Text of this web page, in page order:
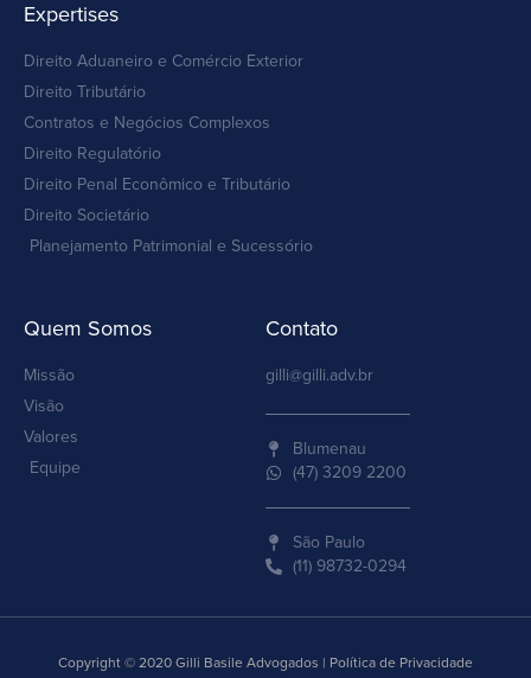
Expertises
Direito Aduaneiro e Comércio Exterior
Direito Tributário
Contratos e Negócios Complexos
Direito Regulatório
Direito Penal Econômico e Tributário
Direito Societário
Planejamento Patrimonial e Sucessório
Quem Somos
Missão
Visão
Valores
Equipe
Contato
gilli@gilli.adv.br
Blumenau
(47) 3209 2200
São Paulo
(11) 98732-0294
Copyright © 2020 Gilli Basile Advogados | Política de Privacidade